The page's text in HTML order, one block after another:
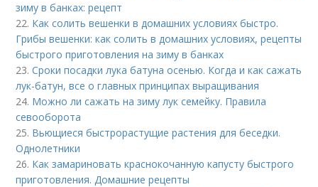
зиму в банках: рецепт
22. Как солить вешенки в домашних условиях быстро.
Грибы вешенки: как солить в домашних условиях, рецепты
быстрого приготовления на зиму в банках
23.Сроки посадки лука батуна осенью. Когда и как сажать
лук-батун, все о главных принципах выращивания
24. Можно ли сажать на зиму лук семейку. Правила
севооборота
25. Вьющиеся быстрорастущие растения для беседки.
Однолетники
26. Как замариновать краснокочанную капусту быстрого
приготовления. Домашние рецепты